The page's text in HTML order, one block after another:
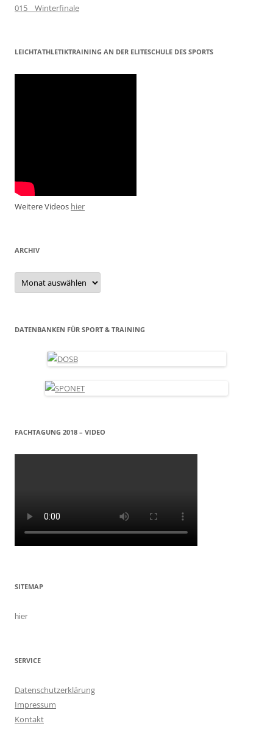
015__Winterfinale
LEICHTATHLETIKTRAINING AN DER ELITESCHULE DES SPORTS
Weitere Videos hier
ARCHIV
Archiv
DATENBANKEN FÜR SPORT & TRAINING
FACHTAGUNG 2018 – VIDEO
SITEMAP
hier
SERVICE
Datenschutzerklärung
Impressum
Kontakt